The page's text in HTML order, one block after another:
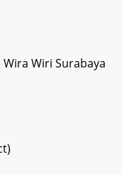
Wiri Surabaya